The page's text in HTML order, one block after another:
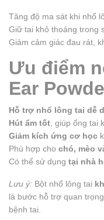
Tăng độ ma sát khi nhổ
Giữ tai khô thoáng trong
Giảm cảm giác đau rát,
Ưu điểm
Ear
Hỗ trợ nhổ lông tai dễ
Hút ẩm tốt , giúp ống tai
Giảm kích ứng cơ học
Phù hợp cho chó, mèo
Có thể sử dụng tại nhà
Lưu ý: Bột nhổ lông tai
là bước hỗ trợ quan
bệnh tai.